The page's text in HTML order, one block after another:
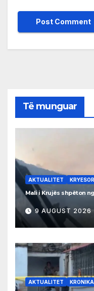
Të munguar
AKTUALITET
Mali i Krujës shpëton
9 AUGUST 2026
AKTUALITET KRONIKA